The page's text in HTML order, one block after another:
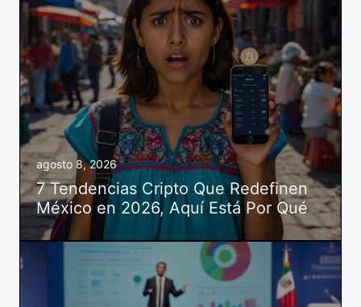
agosto 8, 2026
7 Tendencias Cripto Que Redefinen
México en 2026, Aquí Está Por Qué